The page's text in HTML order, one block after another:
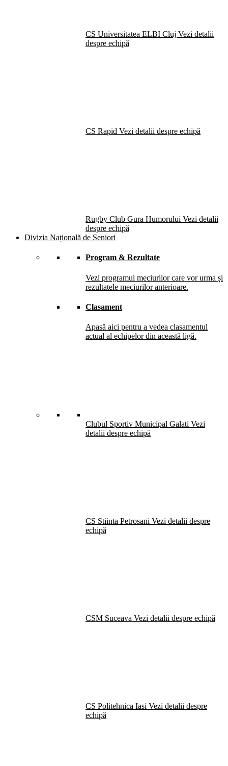
CS Universitatea ELBI Cluj Vezi detalii
despre echipă
CS Rapid Vezi detalii despre echipă
Rugby Club Gura Humorului Vezi detalii
despre echipă
Divizia Națională de Seniori
Program & Rezultate
Vezi programul meciurilor care vor urma și
rezultatele meciurilor anterioare.
Clasament
Apasă aici pentru a vedea clasamentul
actual al echipelor din această ligă.
Clubul Sportiv Municipal Galati Vezi
detalii despre echipă
CS Stiinta Petrosani Vezi detalii despre
echipă
CSM Suceava Vezi detalii despre echipă
CS Politehnica Iasi Vezi detalii despre
echipă